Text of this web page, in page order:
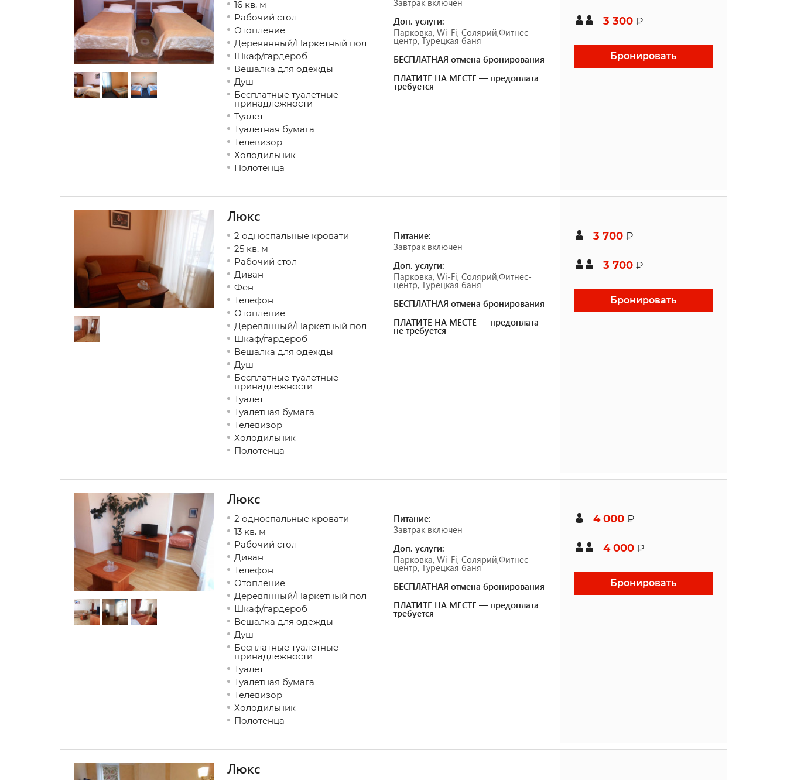
16 кв. м
Рабочий стол
Отопление
Деревянный/Паркетный пол
Шкаф/гардероб
Вешалка для одежды
Душ
Бесплатные туалетные
принадлежности
Туалет
Туалетная бумага
Телевизор
Холодильник
Полотенца
Доп. услуги:
Парковка, Wi-Fi, Солярий,Фитнес-
центр, Турецкая баня
БЕСПЛАТНАЯ отмена бронирования
ПЛАТИТЕ НА МЕСТЕ — предоплата
требуется
3 300 ₽
Бронировать
Люкс
2 односпальные кровати
25 кв. м
Рабочий стол
Диван
Фен
Телефон
Отопление
Деревянный/Паркетный пол
Шкаф/гардероб
Вешалка для одежды
Душ
Бесплатные туалетные
принадлежности
Туалет
Туалетная бумага
Телевизор
Холодильник
Полотенца
Питание:
Завтрак включен
Доп. услуги:
Парковка, Wi-Fi, Солярий,Фитнес-
центр, Турецкая баня
БЕСПЛАТНАЯ отмена бронирования
ПЛАТИТЕ НА МЕСТЕ — предоплата
не требуется
3 700 ₽
3 700 ₽
Бронировать
Люкс
2 односпальные кровати
13 кв. м
Рабочий стол
Диван
Телефон
Отопление
Деревянный/Паркетный пол
Шкаф/гардероб
Вешалка для одежды
Душ
Бесплатные туалетные
принадлежности
Туалет
Туалетная бумага
Телевизор
Холодильник
Полотенца
Питание:
Завтрак включен
Доп. услуги:
Парковка, Wi-Fi, Солярий,Фитнес-
центр, Турецкая баня
БЕСПЛАТНАЯ отмена бронирования
ПЛАТИТЕ НА МЕСТЕ — предоплата
требуется
4 000 ₽
4 000 ₽
Бронировать
Люкс